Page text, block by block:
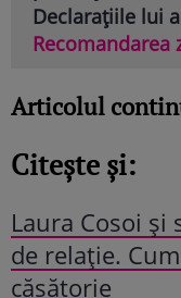
Declarațiile lui
Recomandarea
Articolul
Citește și:
Laura Cosoi și
de relație.
căsătorie